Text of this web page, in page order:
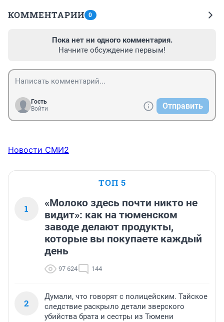
КОММЕНТАРИИ 0
Пока нет ни одного комментария.
Начните обсуждение первым!
Гость
Войти
Отправить
Новости СМИ2
ТОП 5
1
«Молоко здесь почти никто не
видит»: как на тюменском
заводе делают продукты,
которые вы покупаете каждый
день
97 624 144
2
Думали, что говорят с полицейским. Тайское
следствие раскрыло детали зверского
убийства брата и сестры из Тюмени